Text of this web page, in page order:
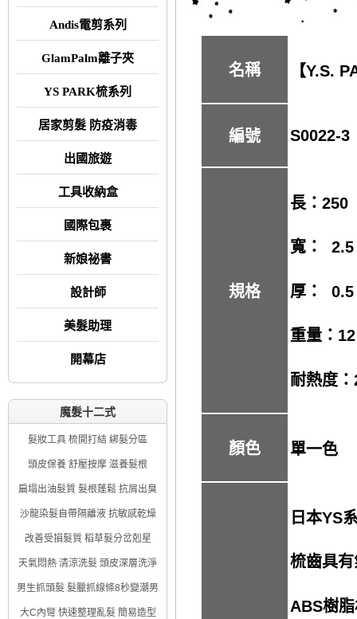
Andis電剪系列
GlamPalm離子夾
YS PARK梳系列
居家剪髮 防疫消毒
出國旅遊
工具收納盒
國際包裹
新娘祕書
設計師
美髮助理
開幕店
魔髮十二式
髮妝工具 梳開打結 綁髮分區
頭皮保養 舒壓按摩 滋養髮根
扁塌出油髮質 髮根蓬鬆 抗屑出臭
沙龍染髮自帶隔離液 抗敏感乾燥
改善受損髮質 稻草髮分岔剋星
天氣悶熱 清涼洗髮 頭皮深層洗淨
男生抓頭髮 髮臘抓線條8秒變潮男
大C內彎 快速整理亂髮 簡易造型
名稱 【Y.S.
編號 S0022-3
規格
長：250
寬：
厚：
重量：
耐熱度
顏色 單一色
日本YS
梳齒具
ABS樹